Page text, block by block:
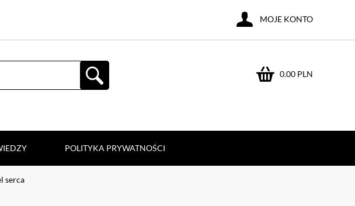
0.00 PLN
MOJE KONTO
POLITYKA PRYWATNOŚCI
serca